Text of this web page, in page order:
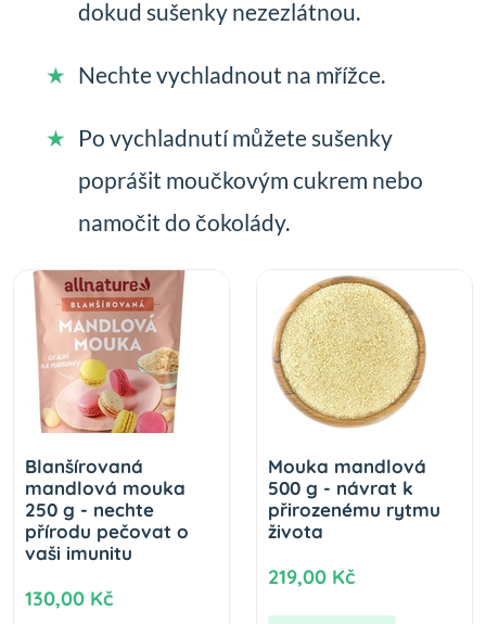
dokud sušenky nezezlátnou.
Nechte vychladnout na mřížce.
Po vychladnutí můžete sušenky
poprášit moučkovým cukrem nebo
namočit do čokolády.
Blanšírovaná
mandlová mouka
250 g - nechte
přírodu pečovat o
vaši imunitu
130,00 Kč
Mouka mandlová
500 g - návrat k
přirozenému rytmu
života
219,00 Kč